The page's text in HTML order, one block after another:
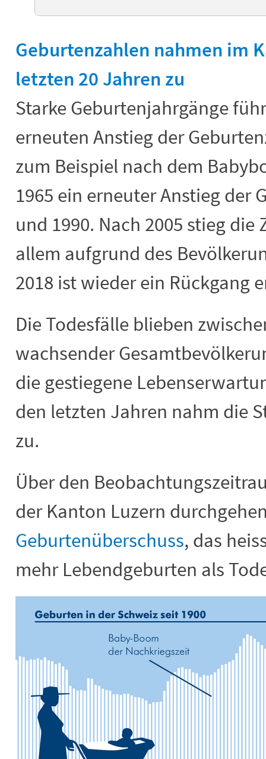
Geburtenzahlen nahmen im
letzten 20 Jahren zu
Starke Geburtenjahrgänge
erneuten Anstieg der
zum Beispiel nach dem
1965 ein erneuter Anstieg der
und 1990. Nach 2005 stieg
allem aufgrund des
2018 ist wieder ein Rückgang
Die Todesfälle blieben
wachsender
die gestiegene
den letzten Jahren nahm die
zu.
Über den
der Kanton Luzern
Geburtenüberschuss, das
mehr Lebendgeburten als